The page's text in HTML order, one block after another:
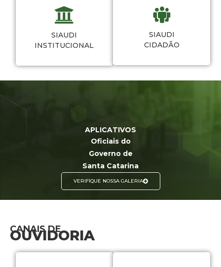
SIAUDI
INSTITUCIONAL
SIAUDI
CIDADÃO
APLICATIVOS
Oficiais do
Governo de
Santa Catarina
VERIFIQUE NOSSA GALERIA
CANAIS DE
OUVIDORIA